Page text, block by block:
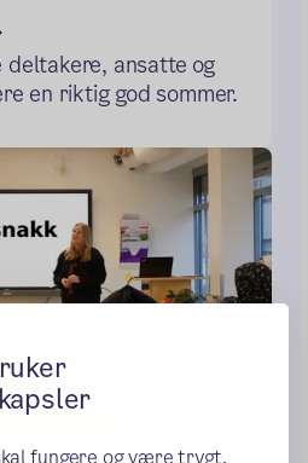
ansatte og
en riktig god sommer.